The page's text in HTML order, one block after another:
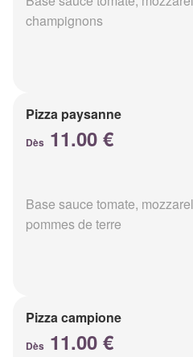
champignons
Pizza paysanne
Dès 11.00 €
Base sauce tomate,
pommes de terre
Pizza campione
Dès 11.00 €